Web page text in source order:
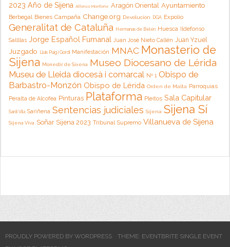
2023 Año de Sijena Alfonso Monforte Aragón Oriental Ayuntamiento
Berbegal Bienes Campaña Change.org Devolución DGA Expolio
Generalitat de Cataluña Hermanas de Belén Huesca Ildefonso
Sallllas Jorge Español Fumanal Juan José Nieto Callén Juan Yzuel
Juzgado Lluis Puig i Gordi Manifestación MNAC Monasterio de
Sijena Monestir de Sixena Museo Diocesano de Lérida
Museu de Lleida diocesà i comarcal Nº 1 Obispo de
Barbastro-Monzón Obispo de Lérida Orden de Malta Parroquias
Peralta de Alcofea Pinturas Plataforma Pleitos Sala Capitular
Santi Vila Sariñena Sentencias judiciales Sijena Sijena Sí
Sijena Viva Soñar Sijena 2023 Tribunal Supremo Villanueva de Sijena
PROUDLY POWERED BY WORDPRESS
THEME: EVENTBRITE SINGLE EVENT